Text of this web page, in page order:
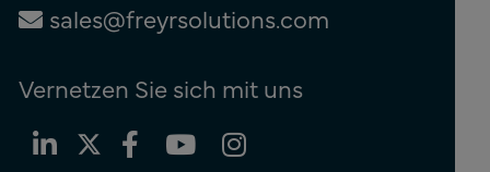
sales@freyrsolutions.com
Vernetzen Sie sich mit uns